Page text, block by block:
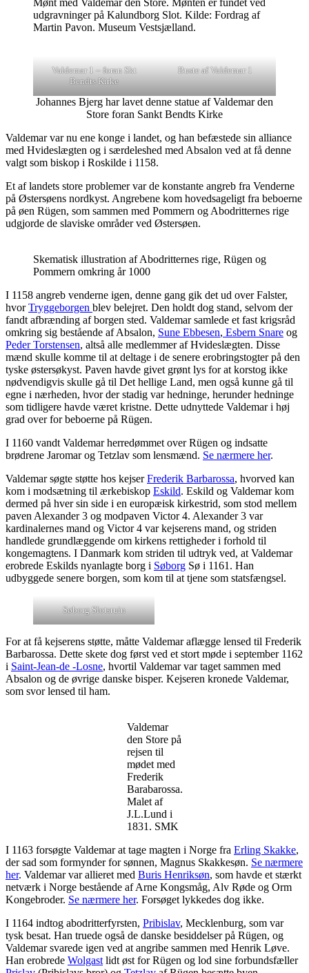
udgravninger på Kalundborg Slot. Kilde: Fordrag af
Martin Pavon. Museum Vestsjælland.
Valdemar 1 – foran Skt
Bendts Kirke
Buste af Valdemar 1
Johannes Bjerg har lavet denne statue af Valdemar den
Store foran Sankt Bendts Kirke
Valdemar var nu ene konge i landet, og han befæstede sin alliance
med Hvideslægten og i særdeleshed med Absalon ved at få denne
valgt som biskop i Roskilde i 1158.
Et af landets store problemer var de konstante angreb fra Venderne
på Østersøens nordkyst. Angrebene kom hovedsageligt fra beboerne
på øen Rügen, som sammen med Pommern og Abodritternes rige
udgjorde de slaviske områder ved Østersøen.
Skematisk illustration af Abodritternes rige, Rügen og
Pommern omkring år 1000
I 1158 angreb venderne igen, denne gang gik det ud over Falster,
hvorTryggeborgen blev belejret. Den holdt dog stand, selvom der
fandt afbrænding af borgen sted. Valdemar samlede et fast krigsråd
omkring sig bestående af Absalon, Sune Ebbesen, Esbern Snare og
Peder Torstensen, altså alle medlemmer af Hvideslægten. Disse
mænd skulle komme til at deltage i de senere erobringstogter på den
tyske østersøkyst. Paven havde givet grønt lys for at korstog ikke
nødvendigvis skulle gå til Det hellige Land, men også kunne gå til
egne i nærheden, hvor der stadig var hedninge, herunder hedninge
som tidligere havde været kristne. Dette udnyttede Valdemar i høj
grad over for beboerne på Rügen.
I 1160 vandt Valdemar herredømmet over Rügen og indsatte
brødrene Jaromar og Tetzlav som lensmænd. Se nærmere her.
Valdemar søgte støtte hos kejserFrederik Barbarossa, hvorved kan
kom i modsætning til ærkebiskop Eskild. Eskild og Valdemar kom
dermed på hver sin side i en europæisk kirkestrid, som stod mellem
paven Alexander 3 og modpaven Victor 4. Alexander 3 var
kardinalernes mand og Victor 4 var kejserens mand, og striden
handlede grundlæggende om kirkens rettigheder i forhold til
kongemagtens. I Danmark kom striden til udtryk ved, at Valdemar
erobrede Eskilds nyanlagte borg i Søborg Sø i 1161. Han
udbyggede senere borgen, som kom til at tjene som statsfængsel.
Søborg Slotsruin
For at få kejserens støtte, måtte Valdemar aflægge lensed til Frederik
Barbarossa. Dette skete dog først ved et stort møde i september 1162
i Saint-Jean-de -Losne, hvortil Valdemar var taget sammen med
Absalon og de øvrige danske bisper. Kejseren kronede Valdemar,
som svor lensed til ham.
Valdemar
den Store på
rejsen til
mødet med
Frederik
Barabarossa.
Malet af
J.L.Lund i
1831. SMK
I 1163 forsøgte Valdemar at tage magten i Norge fra Erling Skakke,
der sad som formynder for sønnen, Magnus Skakkesøn. Se nærmere
her. Valdemar var allieret med Buris Henriksøn, som havde et stærkt
netværk i Norge bestående af Arne Kongsmåg, Alv Røde og Orm
Kongebroder. Se nærmere her. Forsøget lykkedes dog ikke.
I 1164 indtog abodritterfyrsten, Pribislav, Mecklenburg, som var
tysk besat. Han truede også de danske besiddelser på Rügen, og
Valdemar svarede igen ved at angribe sammen med Henrik Løve.
Han erobrede Wolgast lidt øst for Rügen og lod sine forbundsfæller